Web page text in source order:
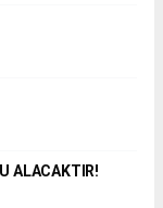
ALACAKTIR!